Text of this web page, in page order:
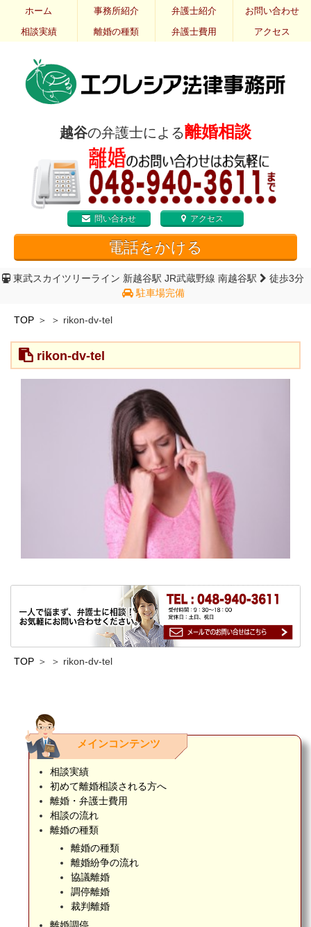
ホーム 事務所紹介 弁護士紹介
お問い合わせ
相談実績
離婚の種類 弁護士費用 アクセス
越谷の弁護士による離婚相談
問い合わせ アクセス
電話をかける
東武スカイツリーライン 新越谷駅 JR武蔵野線 南越谷駅
徒歩3分
駐車場完備
TOP rikon-dv-tel
rikon-dv-tel
TOP rikon-dv-tel
メインコンテンツ
相談実績
初めて離婚相談される方へ
離婚・弁護士費用
相談の流れ
離婚の種類
離婚の種類
離婚紛争の流れ
協議離婚
調停離婚
裁判離婚